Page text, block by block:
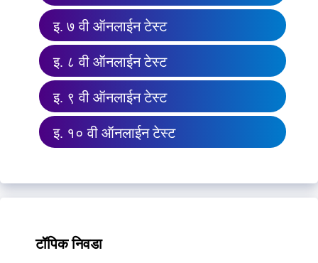
इ. ७ वी ऑनलाईन टेस्ट
इ. ८ वी ऑनलाईन टेस्ट
इ. ९ वी ऑनलाईन टेस्ट
इ. १० वी ऑनलाईन टेस्ट
टॉपिक निवडा